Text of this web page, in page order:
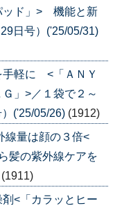
ッド」> 機能と新
日号）('25/05/31)
手軽に <「ＡＮＹ
」>／１袋で２～
('25/05/26) (1912)
線量は顔の３倍<
髪の紫外線ケアを
(1911)
剤<「カラッとヒー